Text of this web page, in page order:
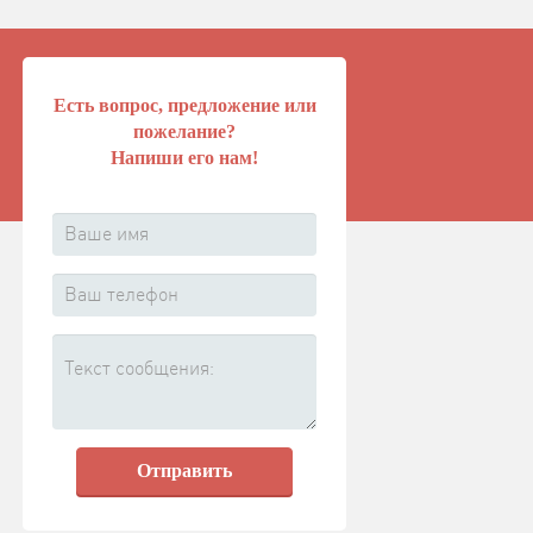
Есть вопрос, предложение или
пожелание?
Напиши его нам!